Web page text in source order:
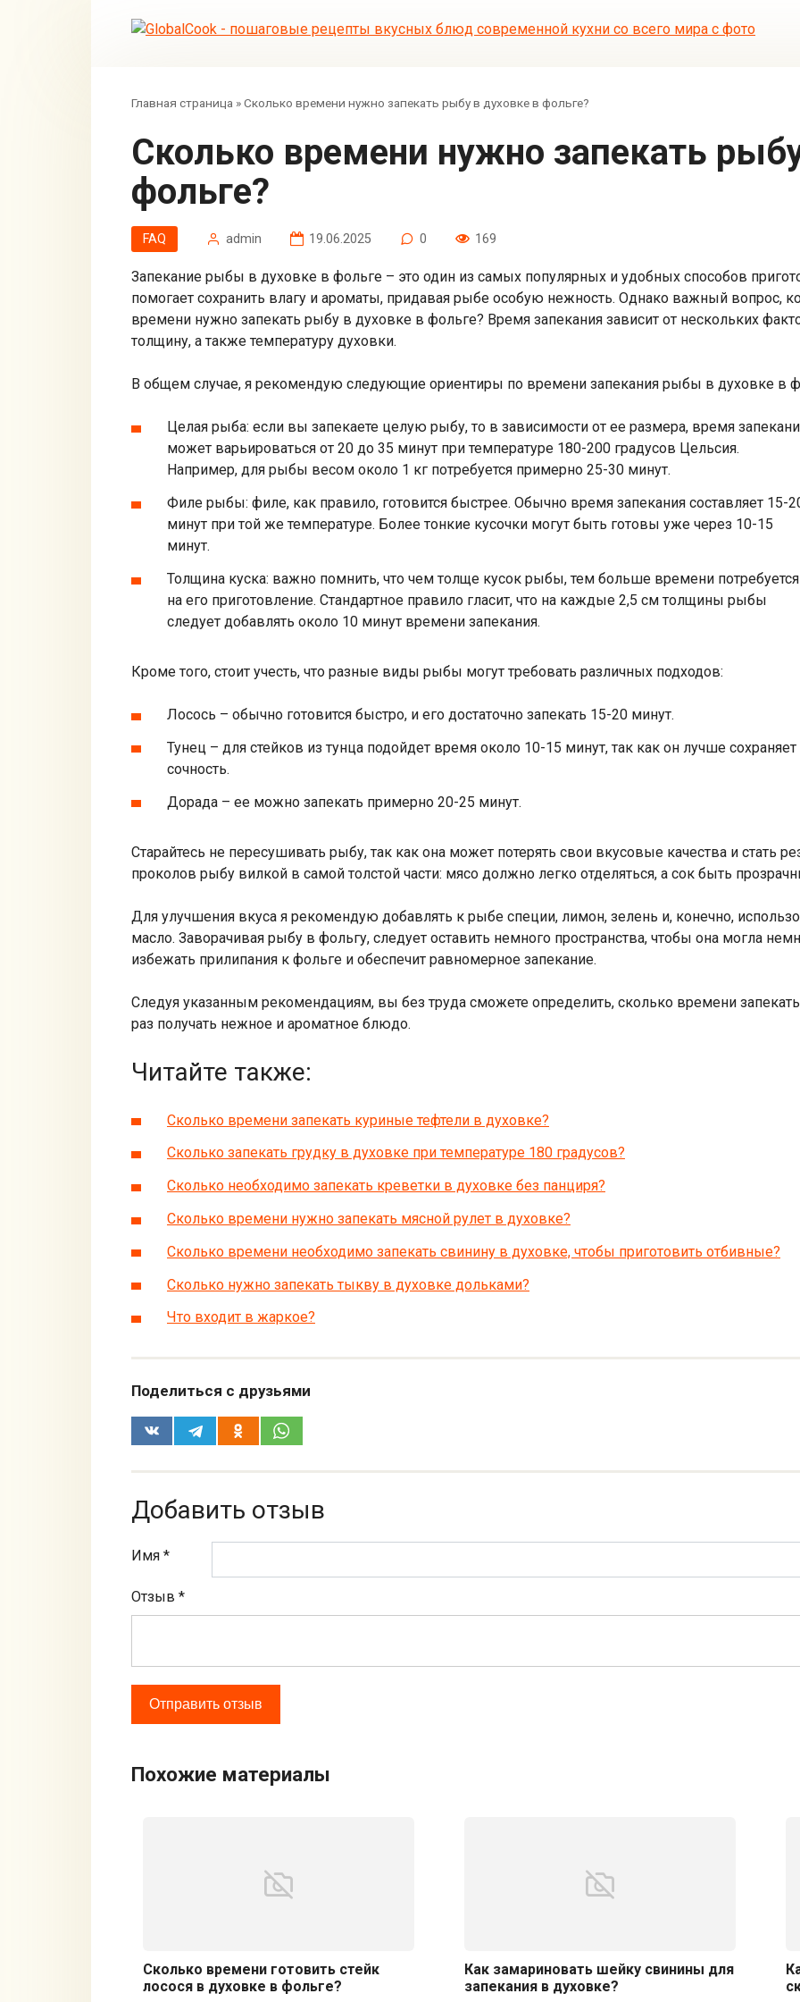
Главная страница »Сколько времени нужно запекать рыбу в духовке в фольге?
Сколько времени нужно запекать рыбу в духовке в
фольге?
FAQ admin 19.06.2025 0 169
Запекание рыбы в духовке в фольге – это один из самых популярных и удобных способов
помогает сохранить влагу и ароматы, придавая рыбе особую нежность. Однако важный вопрос,
времени нужно запекать рыбу в духовке в фольге? Время запекания зависит от нескольких
толщину, а также температуру духовки.
В общем случае, я рекомендую следующие ориентиры по времени запекания рыбы в духовке в
Целая рыба: если вы запекаете целую рыбу, то в зависимости от ее размера, время
может варьироваться от 20 до 35 минут при температуре 180-200 градусов Цельсия.
Например, для рыбы весом около 1 кг потребуется примерно 25-30 минут.
Филе рыбы: филе, как правило, готовится быстрее. Обычно время запекания составляет 15-
минут при той же температуре. Более тонкие кусочки могут быть готовы уже через 10-15
минут.
Толщина куска: важно помнить, что чем толще кусок рыбы, тем больше времени потребуется
на его приготовление. Стандартное правило гласит, что на каждые 2,5 см толщины рыбы
следует добавлять около 10 минут времени запекания.
Кроме того, стоит учесть, что разные виды рыбы могут требовать различных подходов:
Лосось – обычно готовится быстро, и его достаточно запекать 15-20 минут.
Тунец – для стейков из тунца подойдет время около 10-15 минут, так как он лучше сохраняет
сочность.
Дорада – ее можно запекать примерно 20-25 минут.
Старайтесь не пересушивать рыбу, так как она может потерять свои вкусовые качества и стать
проколов рыбу вилкой в самой толстой части: мясо должно легко отделяться, а сок быть
Для улучшения вкуса я рекомендую добавлять к рыбе специи, лимон, зелень и, конечно,
масло. Заворачивая рыбу в фольгу, следует оставить немного пространства, чтобы она могла
избежать прилипания к фольге и обеспечит равномерное запекание.
Следуя указанным рекомендациям, вы без труда сможете определить, сколько времени
раз получать нежное и ароматное блюдо.
Читайте также:
Сколько времени запекать куриные тефтели в духовке?
Сколько запекать грудку в духовке при температуре 180 градусов?
Сколько необходимо запекать креветки в духовке без панциря?
Сколько времени нужно запекать мясной рулет в духовке?
Сколько времени необходимо запекать свинину в духовке, чтобы приготовить отбивные?
Сколько нужно запекать тыкву в духовке дольками?
Что входит в жаркое?
Поделиться с друзьями
Добавить отзыв
Имя *
Отзыв *
Похожие материалы
Сколько времени готовить стейк
лосося в духовке в фольге?
Как замариновать шейку свинины для
запекания в духовке?